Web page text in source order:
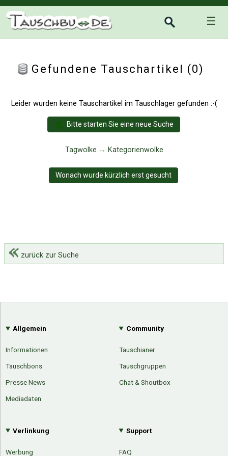
☰
Gefundene Tauschartikel (0)
Leider wurden keine Tauschartikel im Tauschlager gefunden :-(
Bitte starten Sie eine neue Suche
Tagwolke ↔ Kategorienwolke
Wonach wurde kürzlich erst gesucht
zurück zur Suche
Allgemein
Informationen
Tauschbons
Presse News
Mediadaten
Community
Tauschianer
Tauschgruppen
Chat & Shoutbox
Verlinkung
Werbung
Support
FAQ